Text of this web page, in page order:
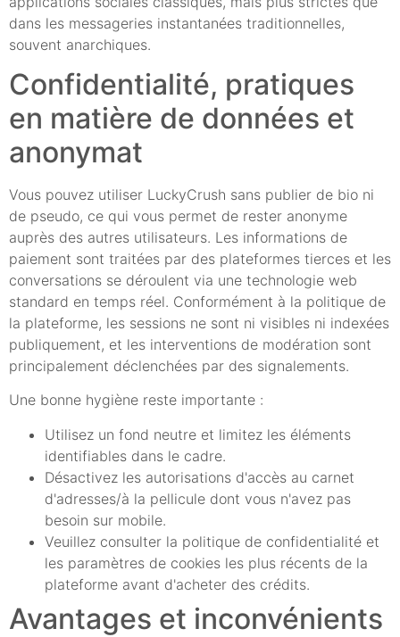
dans les messageries instantanées traditionnelles,
souvent anarchiques.
Confidentialité, pratiques
en matière de données et
anonymat
Vous pouvez utiliser LuckyCrush sans publier de bio ni
de pseudo, ce qui vous permet de rester anonyme
auprès des autres utilisateurs. Les informations de
paiement sont traitées par des plateformes tierces et les
conversations se déroulent via une technologie web
standard en temps réel. Conformément à la politique de
la plateforme, les sessions ne sont ni visibles ni indexées
publiquement, et les interventions de modération sont
principalement déclenchées par des signalements.
Une bonne hygiène reste importante :
Utilisez un fond neutre et limitez les éléments
identifiables dans le cadre.
Désactivez les autorisations d'accès au carnet
d'adresses/à la pellicule dont vous n'avez pas
besoin sur mobile.
Veuillez consulter la politique de confidentialité et
les paramètres de cookies les plus récents de la
plateforme avant d'acheter des crédits.
Avantages et inconvénients